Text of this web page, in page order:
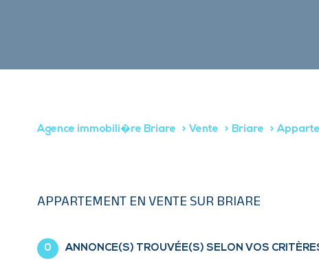
Agence immobili�re Briare Vente Briare
APPARTEMENT EN VENTE SUR BRIARE
0 ANNONCE(S) TROUVÉE(S) SELON VOS